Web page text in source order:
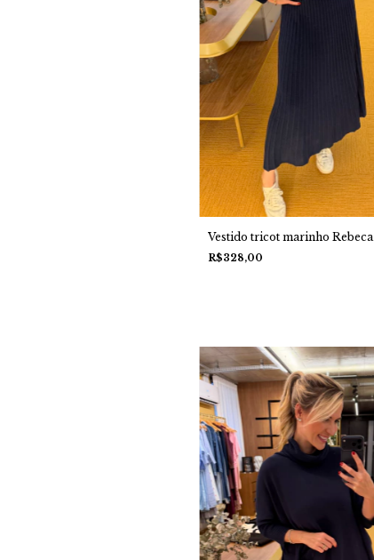
Vestido tricot marinho Rebeca
R$328,00